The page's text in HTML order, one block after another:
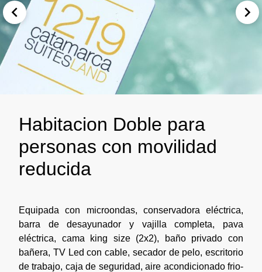
Habitacion Doble para
personas con movilidad
reducida
Equipada con microondas, conservadora eléctrica,
barra de desayunador y vajilla completa, pava
eléctrica, cama king size (2x2), baño privado con
bañera, TV Led con cable, secador de pelo, escritorio
de trabajo, caja de seguridad, aire acondicionado frio-